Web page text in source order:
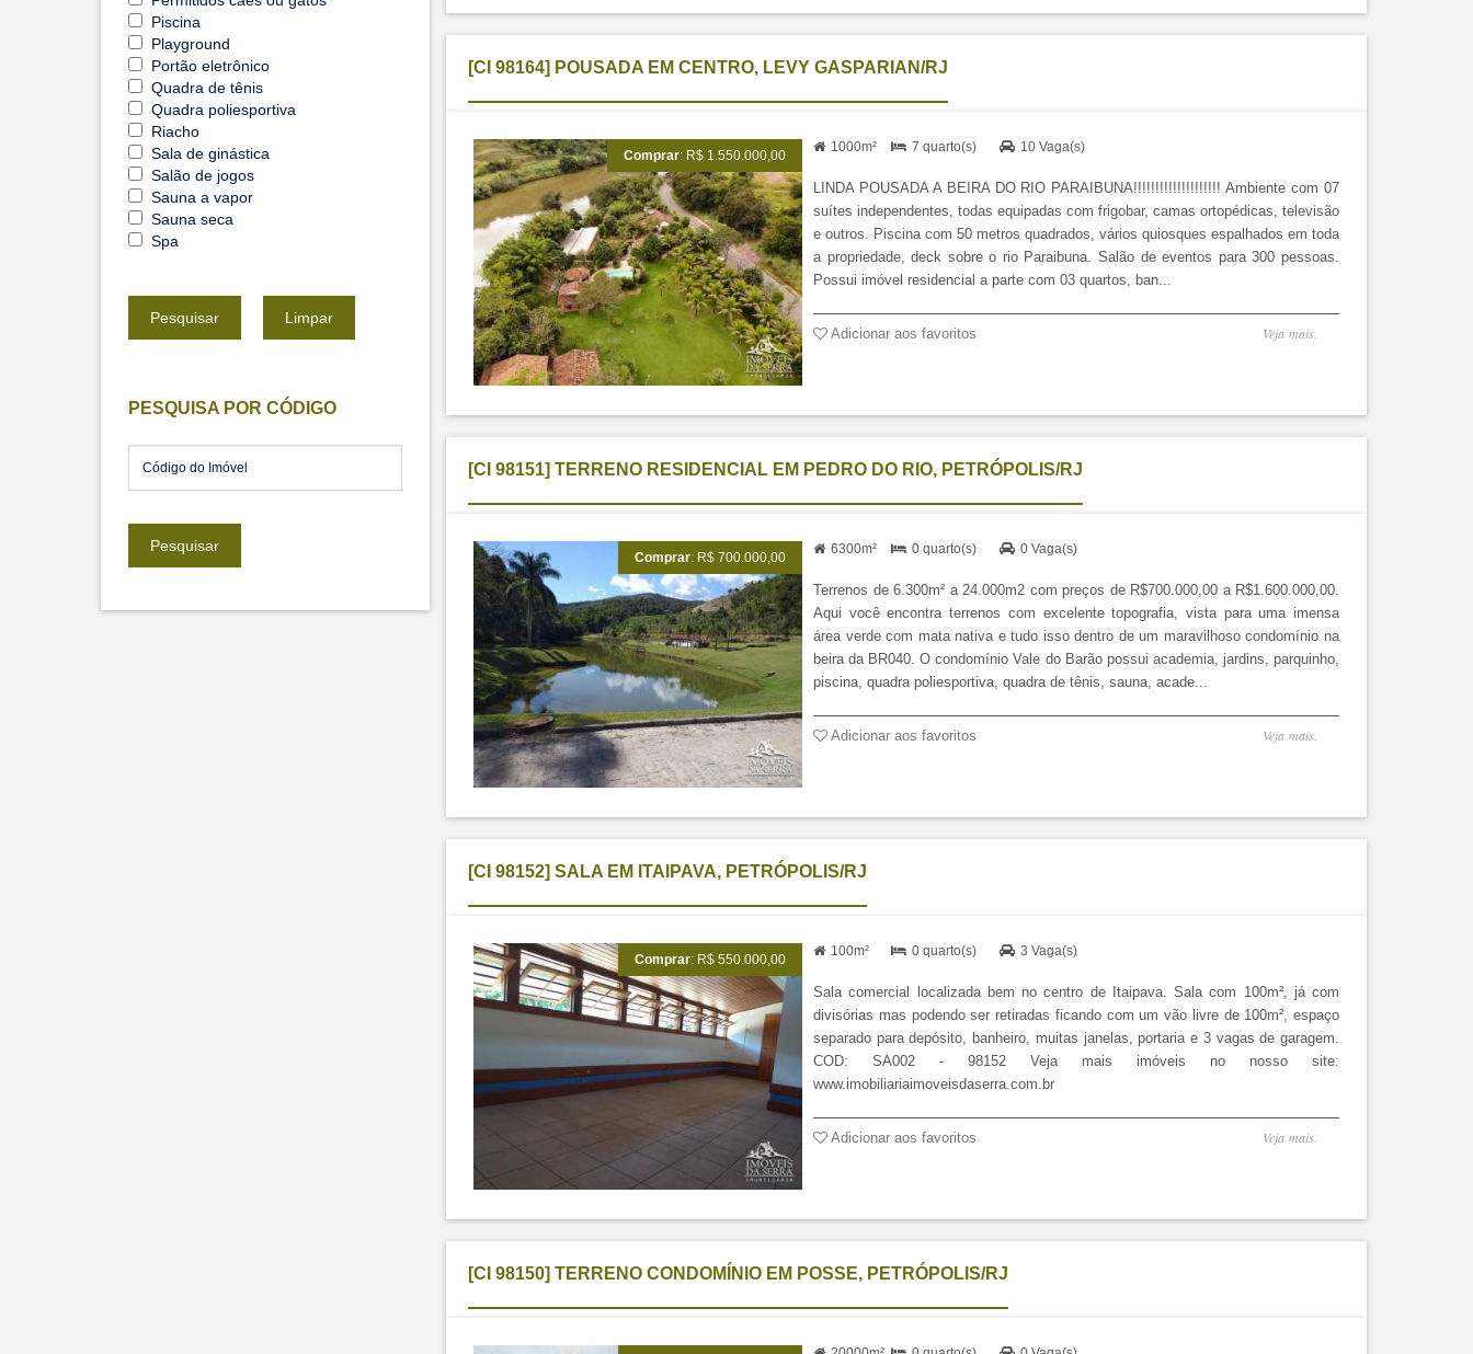
Piscina
Playground
Portão eletrônico
Quadra de tênis
Quadra poliesportiva
Riacho
Sala de ginástica
Salão de jogos
Sauna a vapor
Sauna seca
Spa
PESQUISA POR CÓDIGO
[CI 98164] POUSADA EM CENTRO, LEVY GASPARIAN/RJ
Comprar: R$ 1.550.000,00
1000m² 7 quarto(s) 10 Vaga(s)
LINDA POUSADA A BEIRA DO RIO PARAIBUNA!!!!!!!!!!!!!!!!!!!! Ambiente com 07
suítes independentes, todas equipadas com frigobar, camas ortopédicas, televisão
e outros. Piscina com 50 metros quadrados, vários quiosques espalhados em toda
a propriedade, deck sobre o rio Paraibuna. Salão de eventos para 300 pessoas.
Possui imóvel residencial a parte com 03 quartos, ban...
Veja mais.
[CI 98151] TERRENO RESIDENCIAL EM PEDRO DO RIO, PETRÓPOLIS/RJ
Comprar: R$ 700.000,00
6300m² 0 quarto(s) 0 Vaga(s)
Terrenos de 6.300m² a 24.000m2 com preços de R$700.000,00 a R$1.600.000,00.
Aqui você encontra terrenos com excelente topografia, vista para uma imensa
área verde com mata nativa e tudo isso dentro de um maravilhoso condomínio na
beira da BR040. O condomínio Vale do Barão possui academia, jardins, parquinho,
piscina, quadra poliesportiva, quadra de tênis, sauna, acade...
Veja mais.
[CI 98152] SALA EM ITAIPAVA, PETRÓPOLIS/RJ
Comprar: R$ 550.000,00
100m² 0 quarto(s) 3 Vaga(s)
Sala comercial localizada bem no centro de Itaipava. Sala com 100m², já com
divisórias mas podendo ser retiradas ficando com um vão livre de 100m², espaço
separado para depósito, banheiro, muitas janelas, portaria e 3 vagas de garagem.
COD: SA002 - 98152 Veja mais imóveis no nosso site:
www.imobiliariaimoveisdaserra.com.br
Veja mais.
[CI 98150] TERRENO CONDOMÍNIO EM POSSE, PETRÓPOLIS/RJ